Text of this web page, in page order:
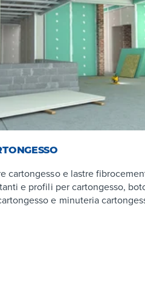
cartongesso e lastre
e profili per cartongesso,
e minuteria